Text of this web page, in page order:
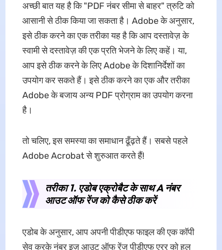
अच्छी बात यह है कि "PDF नंबर सीमा से बाहर" त्रुटि को
आसानी से ठीक किया जा सकता है। Adobe के अनुसार,
इसे ठीक करने का एक तरीका यह है कि आप दस्तावेज़ के
स्वामी से दस्तावेज़ की एक प्रति भेजने के लिए कहें। या,
आप इसे ठीक करने के लिए Adobe के दिशानिर्देशों का
उपयोग कर सकते हैं। इसे ठीक करने का एक और तरीका
Adobe के बजाय अन्य PDF प्रोग्राम का उपयोग करना
है।
तो चलिए, इस समस्या का समाधान ढूँढ़ते हैं। सबसे पहले
Adobe Acrobat से शुरुआत करते हैं!
तरीका 1. एडोब एक्रोबैट के साथ A नंबर
आउट ऑफ रेंज को कैसे ठीक करें
एडोब के अनुसार, आप अपनी पीडीएफ फाइल की एक कॉपी
सेव करके नंबर इज़ आउट ऑफ रेंज पीडीएफ एरर को हल